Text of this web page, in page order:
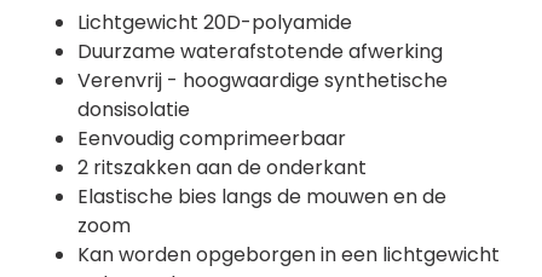
Lichtgewicht 20D-polyamide
Duurzame waterafstotende afwerking
Verenvrij - hoogwaardige synthetische
donsisolatie
Eenvoudig comprimeerbaar
2 ritszakken aan de onderkant
Elastische bies langs de mouwen en de
zoom
Kan worden opgeborgen in een lichtgewicht